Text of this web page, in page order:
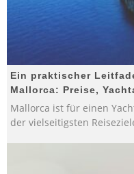
Ein praktischer
Mallorca: Preise,
Mallorca ist für einen
der vielseitigsten